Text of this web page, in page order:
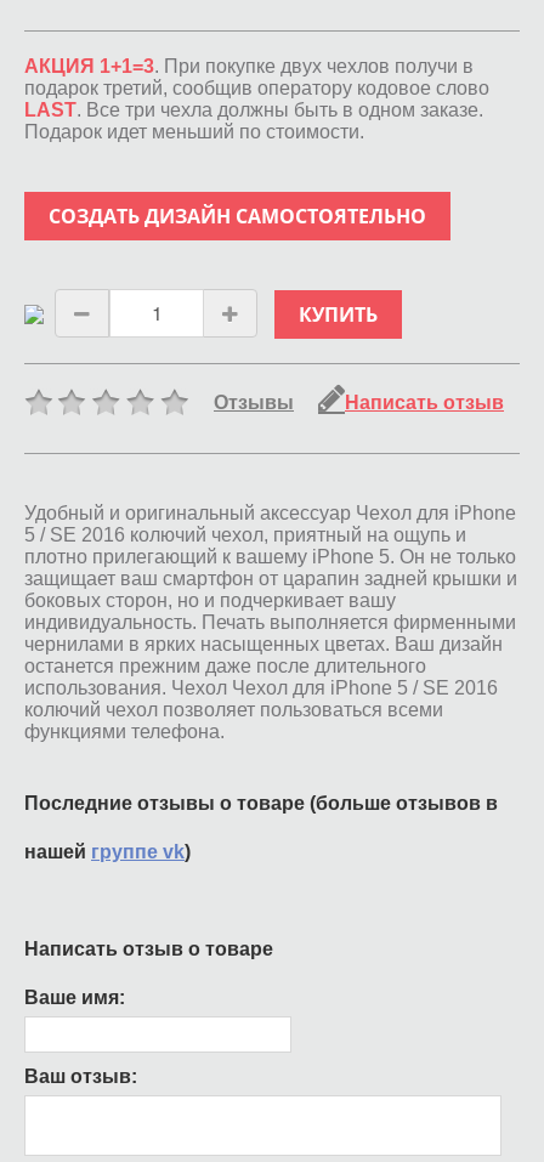
АКЦИЯ 1+1=3. При покупке двух чехлов получи в
подарок третий, сообщив оператору кодовое слово
LAST. Все три чехла должны быть в одном заказе.
Подарок идет меньший по стоимости.
СОЗДАТЬ ДИЗАЙН САМОСТОЯТЕЛЬНО
КУПИТЬ
Отзывы Написать отзыв
Удобный и оригинальный аксессуар Чехол для iPhone
5 / SE 2016 колючий чехол, приятный на ощупь и
плотно прилегающий к вашему iPhone 5. Он не только
защищает ваш смартфон от царапин задней крышки и
боковых сторон, но и подчеркивает вашу
индивидуальность. Печать выполняется фирменными
чернилами в ярких насыщенных цветах. Ваш дизайн
останется прежним даже после длительного
использования. Чехол Чехол для iPhone 5 / SE 2016
колючий чехол позволяет пользоваться всеми
функциями телефона.
Последние отзывы о товаре (больше отзывов в
нашей группе vk)
Написать отзыв о товаре
Ваше имя:
Ваш отзыв: